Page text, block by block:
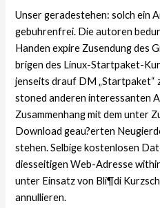
Unser geradestehen: solch ein
gebuhrenfrei. Die autoren
Handen expire Zusendung des
brigen des Linux-Startpaket-
jenseits drauf DM „Startpaket“
stoned anderen interessanten
Zusammenhang mit dem unter
Download geau?erten
stehen. Selbige kostenlosen
diesseitigen Web-Adresse
unter Einsatz von Bli¶di
annullieren.